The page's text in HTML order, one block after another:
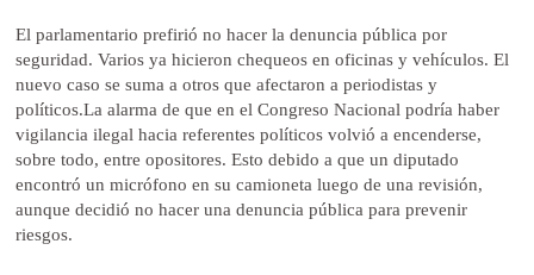
El parlamentario prefirió no hacer la denuncia pública por
seguridad. Varios ya hicieron chequeos en oficinas y vehículos. El
nuevo caso se suma a otros que afectaron a periodistas y
políticos.La alarma de que en el Congreso Nacional podría haber
vigilancia ilegal hacia referentes políticos volvió a encenderse,
sobre todo, entre opositores. Esto debido a que un diputado
encontró un micrófono en su camioneta luego de una revisión,
aunque decidió no hacer una denuncia pública para prevenir
riesgos.